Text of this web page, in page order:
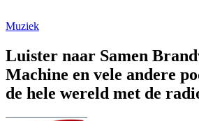
Muziek
Luister naar Samen
Machine en vele andere
de hele wereld met de